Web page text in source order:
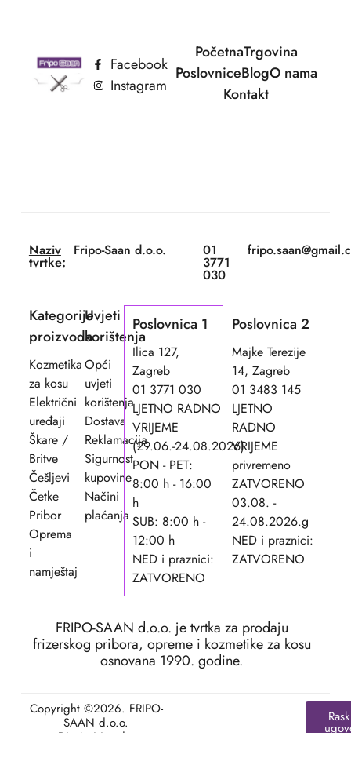
PočetnaTrgovina
PoslovniceBlogO nama
Kontakt
Facebook
Instagram
Naziv
tvrtke:
Fripo-Saan d.o.o. 01
3771
030
Kategorije
proizvoda
Kozmetika
za kosu
Električni
uređaji
Škare /
Britve
Češljevi
Četke
Pribor
Oprema
i
namještaj
Uvjeti
korištenja
Opći
uvjeti
korištenja
Dostava
Reklamacija
Sigurnost
kupovine
Načini
plaćanja
Poslovnica 1
Ilica 127,
Zagreb
01 3771 030
LJETNO RADNO
VRIJEME
(29.06.-24.08.2026)
PON - PET:
8:00 h - 16:00
h
SUB: 8:00 h -
12:00 h
NED i praznici:
ZATVORENO
Poslovnica 2
Majke Terezije
14, Zagreb
01 3483 145
LJETNO
RADNO
VRIJEME
privremeno
ZATVORENO
03.08. -
24.08.2026.g
NED i praznici:
ZATVORENO
FRIPO-SAAN d.o.o. je tvrtka za prodaju
frizerskog pribora, opreme i kozmetike za kosu
osnovana 1990. godine.
Copyright ©2026. FRIPO-
SAAN d.o.o.
Dizajn i izrada: